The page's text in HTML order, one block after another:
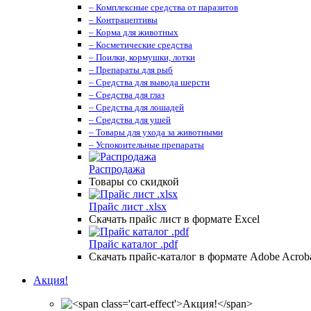
– Комплексные средства от паразитов
– Контрацептивы
– Корма для животных
– Косметические средства
– Поилки, кормушки, лотки
– Препараты для рыб
– Средства для вывода шерсти
– Средства для глаз
– Средства для лошадей
– Средства для ушей
– Товары для ухода за животными
– Успокоительные препараты
Распродажа
Товары со скидкой
Прайс лист .xlsx
Скачать прайс лист в формате Excel
Прайс каталог .pdf
Скачать прайс-каталог в формате Adobe
Акция!